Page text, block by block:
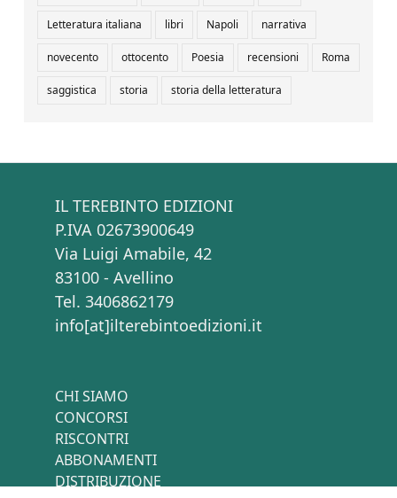
Letteratura italiana libri Napoli narrativa
novecento ottocento Poesia recensioni Roma
saggistica storia storia della letteratura
IL TEREBINTO EDIZIONI
P.IVA 02673900649
Via Luigi Amabile, 42
83100 - Avellino
Tel. 3406862179
info[at]ilterebintoedizioni.it
CHI SIAMO
CONCORSI
RISCONTRI
ABBONAMENTI
DISTRIBUZIONE